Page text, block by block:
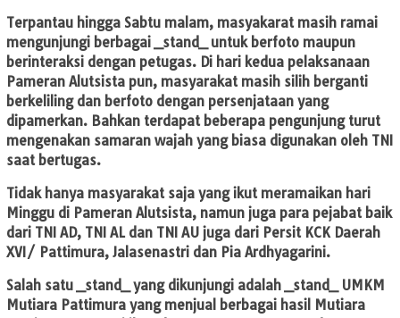
Terpantau hingga Sabtu malam, masyakarat masih ramai
mengunjungi berbagai _stand_ untuk berfoto maupun
berinteraksi dengan petugas. Di hari kedua pelaksanaan
Pameran Alutsista pun, masyarakat masih silih berganti
berkeliling dan berfoto dengan persenjataan yang
dipamerkan. Bahkan terdapat beberapa pengunjung turut
mengenakan samaran wajah yang biasa digunakan oleh TNI
saat bertugas.
Tidak hanya masyarakat saja yang ikut meramaikan hari
Minggu di Pameran Alutsista, namun juga para pejabat baik
dari TNI AD, TNI AL dan TNI AU juga dari Persit KCK Daerah
XVI/ Pattimura, Jalasenastri dan Pia Ardhyagarini.
Salah satu _stand_ yang dikunjungi adalah _stand_ UMKM
Mutiara Pattimura yang menjual berbagai hasil Mutiara